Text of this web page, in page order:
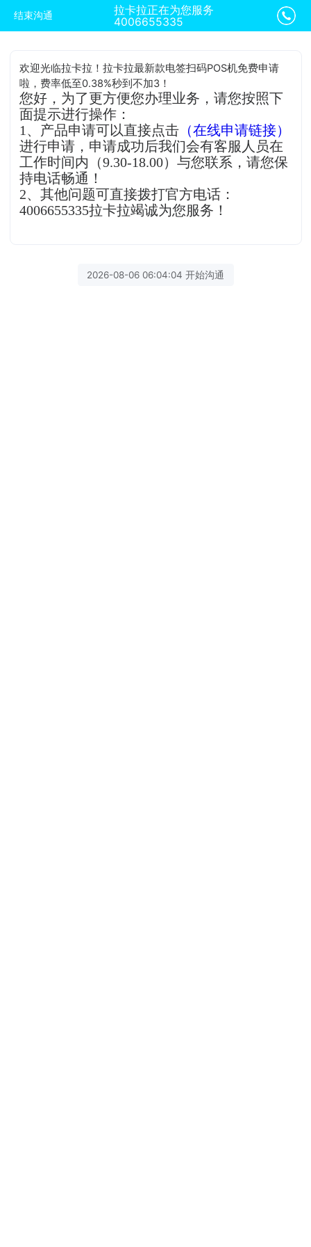
结束沟通
拉卡拉正在为您服务
4006655335
欢迎光临拉卡拉！拉卡拉最新款电签扫码POS机免费申请
啦，费率低至0.38%秒到不加3！
您好，为了更方便您办理业务，请您按照下
面提示进行操作：
1、产品申请可以直接点击 （在线申请链接）
进行申请，申请成功后我们会有客服人员在
工作时间内（9.30-18.00）与您联系，请您保
持电话畅通！
2、其他问题可直接拨打官方电话：
4006655335拉卡拉竭诚为您服务！
2026-08-06 06:04:04 开始沟通